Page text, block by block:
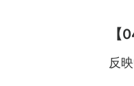
【
反